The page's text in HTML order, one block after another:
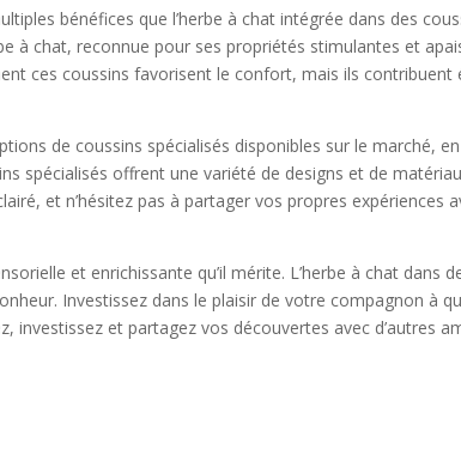
bénéfices que l’herbe à chat intégrée dans des
à chat, reconnue pour ses propriétés stimulantes et
ces coussins favorisent le confort, mais ils
de coussins spécialisés disponibles sur le marché,
spécialisés offrent une variété de designs et de
et n’hésitez pas à partager vos propres
et enrichissante qu’il mérite. L’herbe à chat dans
Investissez dans le plaisir de votre compagnon à
investissez et partagez vos découvertes avec d’autres